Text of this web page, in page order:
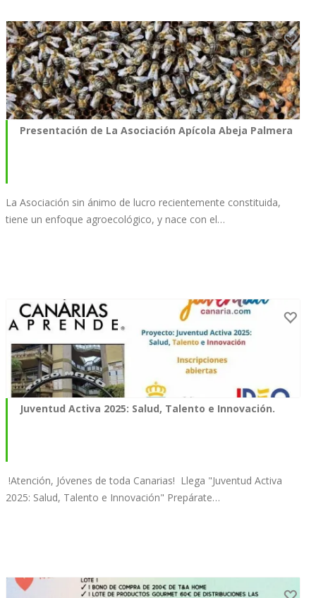
Presentación de La Asociación Apícola Abeja Palmera
La Asociación sin ánimo de lucro recientemente constituida,
tiene un enfoque agroecológico, y nace con el…
Juventud Activa 2025: Salud, Talento e Innovación.
!Atención, Jóvenes de toda Canarias! Llega "Juventud Activa
2025: Salud, Talento e Innovación" Prepárate…